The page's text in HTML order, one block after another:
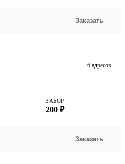
Заказать
6 адресов
ЗАБОР
200 ₽
Заказать